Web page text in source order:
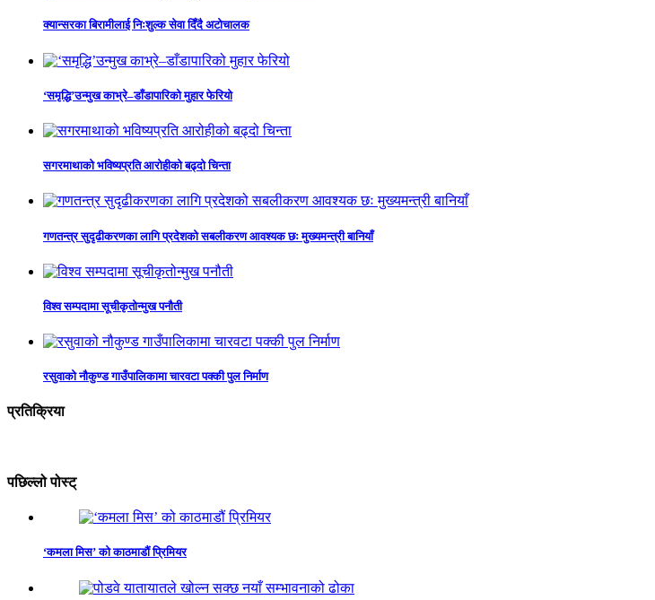
क्यान्सरका बिरामीलाई निःशुल्क सेवा दिँदै अटोचालक
‘समृद्धि’उन्मुख काभ्रे–डाँडापारिको मुहार फेरियो
सगरमाथाको भविष्यप्रति आरोहीको बढ्दो चिन्ता
गणतन्त्र सुदृढीकरणका लागि प्रदेशको सबलीकरण आवश्यक छः मुख्यमन्त्री बानियाँ
विश्व सम्पदामा सूचीकृतोन्मुख पनौती
रसुवाको नौकुण्ड गाउँपालिकामा चारवटा पक्की पुल निर्माण
प्रतिक्रिया
पछिल्लो पोस्ट्
‘कमला मिस’ को काठमाडौं प्रिमियर